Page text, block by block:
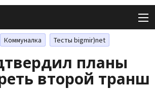
Коммуналка Тесты bigmir)net
планы
второй транш